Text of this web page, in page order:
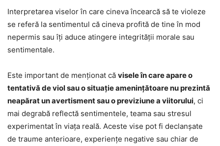
Interpretarea viselor în care cineva încearcă să te violeze
se referă la sentimentul că cineva profită de tine în mod
nepermis sau îți aduce atingere integrității morale sau
sentimentale.
Este important de menționat că visele în care apare o
tentativă de viol sau o situație amenințătoare nu prezintă
neapărat un avertisment sau o previziune a viitorului, ci
mai degrabă reflectă sentimentele, teama sau stresul
experimentat în viața reală. Aceste vise pot fi declanșate
de traume anterioare, experiențe negative sau chiar de